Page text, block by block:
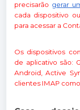
precisarão gerar
cada dispositivo
para acessar a
Os dispositivos
de aplicativo são:
Android, Active
clientes IMAP